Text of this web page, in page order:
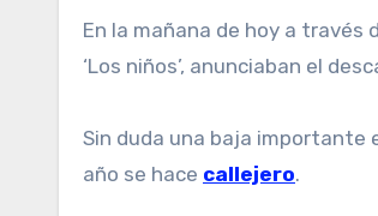
En la mañana de hoy a través de los distintos perfiles, tanto del autor Nandi Migueles como del propio Coro de
‘Los niños’, anunciaban el
Sin duda una baja importante
año se hace callejero.